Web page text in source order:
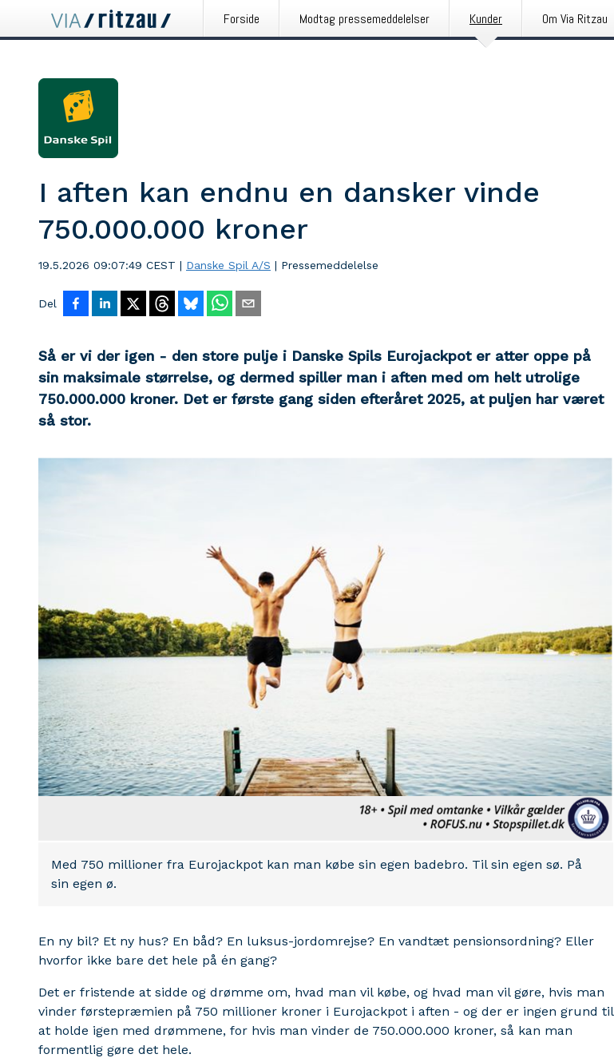
Forside Modtag pressemeddelelser Kunder Om Via Ritzau
I aften kan endnu en dansker vinde
750.000.000 kroner
19.5.2026 09:07:49 CEST | Danske Spil A/S | Pressemeddelelse
Del
Så er vi der igen - den store pulje i Danske Spils Eurojackpot er atter oppe på
sin maksimale størrelse, og dermed spiller man i aften med om helt utrolige
750.000.000 kroner. Det er første gang siden efteråret 2025, at puljen har været
så stor.
Med 750 millioner fra Eurojackpot kan man købe sin egen badebro. Til sin egen sø. På
sin egen ø.
En ny bil? Et ny hus? En båd? En luksus-jordomrejse? En vandtæt pensionsordning? Eller
hvorfor ikke bare det hele på én gang?
Det er fristende at sidde og drømme om, hvad man vil købe, og hvad man vil gøre, hvis man
vinder førstepræmien på 750 millioner kroner i Eurojackpot i aften - og der er ingen grund til
at holde igen med drømmene, for hvis man vinder de 750.000.000 kroner, så kan man
formentlig gøre det hele.